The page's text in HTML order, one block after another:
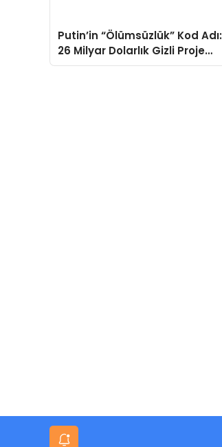
Putin’in “Ölümsüzlük” Kod Adı:
26 Milyar Dolarlık Gizli Proje
Sızdı!